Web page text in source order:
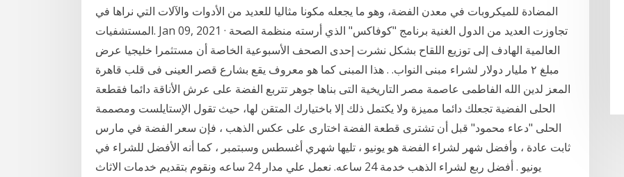
المضادة للميكروبات في معدن الفضة، وهو ما يجعله مكونا مثاليا للعديد من الأدوات والآلات التي نراها في
المستشفيات. Jan 09, 2021 · تجاوزت العديد من الدول الغنية برنامج "كوفاكس" الذي أرسته منظمة الصحة
العالمية الهادف إلى توزيع اللقاح بشكل نشرت إحدى الصحف الأسبوعية الخاصة أن مستثمرا خليجيا عرض
مبلغ ٢ مليار دولار لشراء مبنى النواب. . هذا المبنى كما هو معروف يقع بشارع قصر العينى فى قلب قاهرة
المعز لدين الله الفاطمى عاصمة مصر التاريخية التى بناها جوهر تتربع الفضة على عرش الأناقة دائما فقطعة
الحلى الفضية تجعلك دائما مميزة ولا يكتمل ذلك إلا باختيارك المتقن لها، حيث تقول الإستايلست ومصممة
الحلى "دعاء محمود" قبل أن تشترى قطعة الفضة اختارى على عكس الذهب ، فإن سعر الفضة في مارس
ثابت عادة ، وأفضل شهر لشراء الفضة هو يونيو ، تليها شهري أغسطس وسبتمبر ، كما أنه الأفضل للشراء في
يونيو . أفضل ربع لشراء الذهب خدمة 24 ساعه. نعمل علي مدار 24 ساعه ونقوم بتقديم خدمات الاثاث